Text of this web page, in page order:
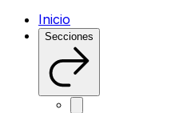
Inicio
Secciones